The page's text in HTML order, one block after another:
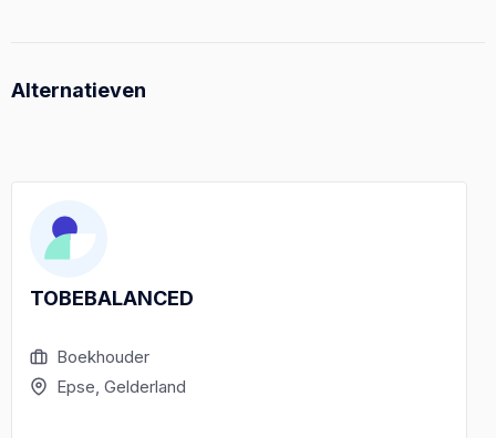
Alternatieven
TOBEBALANCED
Boekhouder
Epse, Gelderland